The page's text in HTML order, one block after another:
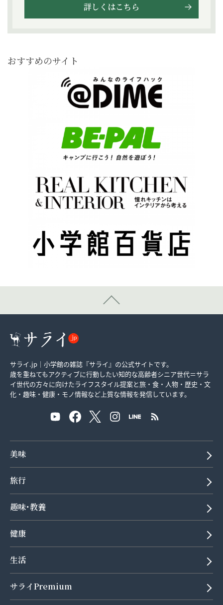
詳しくはこちら
おすすめのサイト
サライ.jp｜小学館の雑誌『サライ』の公式サイトです。
歳を重ねてもアクティブに行動したい知的な高齢者シニア世代＝サラ
イ世代の方々に向けたライフスタイル提案と旅・食・人物・歴史・文
化・趣味・健康・モノ情報など上質な情報を発信しています。
美味
旅行
趣味･教養
健康
生活
サライPremium